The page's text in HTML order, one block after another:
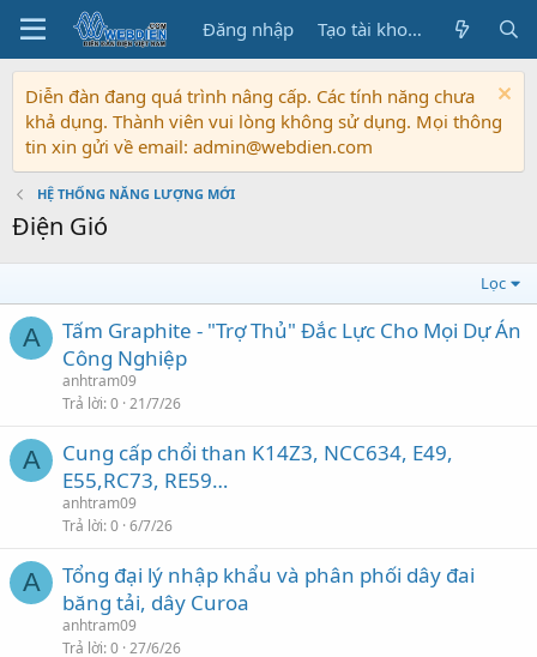
Đăng nhập Tạo tài khoản
Diễn đàn đang quá trình nâng cấp. Các tính năng chưa
khả dụng. Thành viên vui lòng không sử dụng. Mọi thông
tin xin gửi về email: admin@webdien.com
HỆ THỐNG NĂNG LƯỢNG MỚI
Điện Gió
Lọc
A
Tấm Graphite - "Trợ Thủ" Đắc Lực Cho Mọi Dự Án
Công Nghiệp
anhtram09
Trả lời 0 21/7/26
A
Cung cấp chổi than K14Z3, NCC634, E49,
E55,RC73, RE59…
anhtram09
Trả lời 0 6/7/26
A
Tổng đại lý nhập khẩu và phân phối dây đai
băng tải, dây Curoa
anhtram09
Trả lời 0 27/6/26